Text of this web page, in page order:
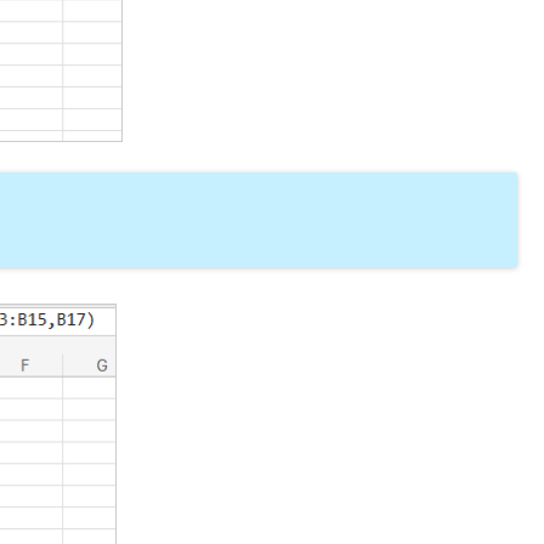
数回帰直線を使って将来の値を求める関数とな